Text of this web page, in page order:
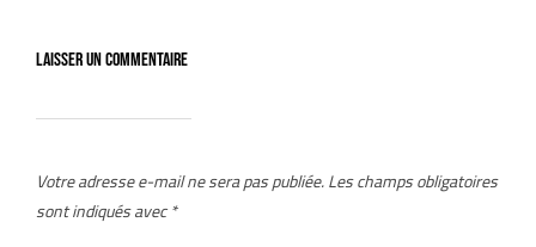
Laisser un commentaire
Votre adresse e-mail ne sera pas publiée.Les champs obligatoires
sont indiqués avec*